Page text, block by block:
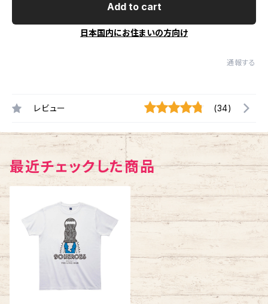
Add to cart
日本国内にお住まいの方向け
通報する
レビュー (34)
最近チェックした商品